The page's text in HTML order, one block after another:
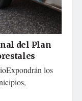
del Plan
los